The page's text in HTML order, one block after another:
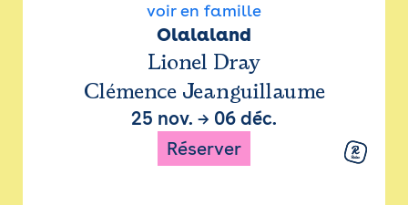
voir en famille
Olalaland
Lionel Dray
Clémence Jeanguillaume
25 nov. → 06 déc.
Réserver